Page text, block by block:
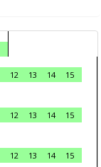
12 13 14
15
12 13 14
15
12 13 14
15